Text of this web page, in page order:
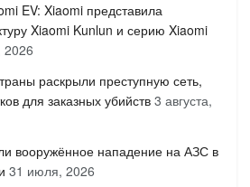
EV: Xiaomi представила
Xiaomi Kunlun и серию Xiaomi
2026
раскрыли преступную сеть,
для заказных убийств 3 августа,
вооружённое нападение на АЗС в
31 июля, 2026